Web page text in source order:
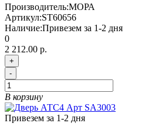
Производитель:МОРА
Артикул:ST60656
Наличие:Привезем за 1-2 дня
0
2 212.00 р.
+
-
В корзину
Привезем за 1-2 дня